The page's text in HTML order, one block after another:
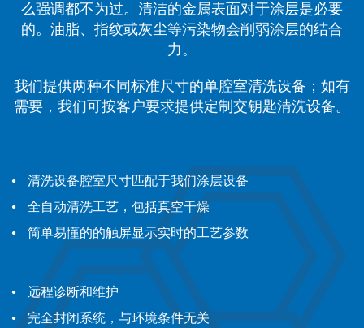
么强调都不为过。清洁的金属表面对于涂层是必要
的。油脂、指纹或灰尘等污染物会削弱涂层的结合
力。
我们提供两种不同标准尺寸的单腔室清洗设备；如有
需要，我们可按客户要求提供定制交钥匙清洗设备。
清洗设备腔室尺寸匹配于我们涂层设备
全自动清洗工艺，包括真空干燥
简单易懂的的触屏显示实时的工艺参数
远程诊断和维护
完全封闭系统，与环境条件无关